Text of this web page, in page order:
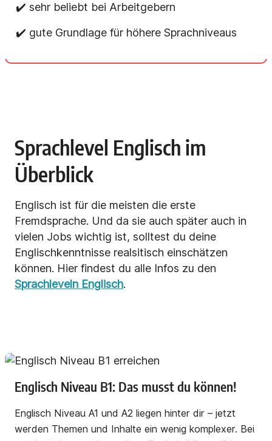
✔️ sehr beliebt bei Arbeitgebern
✔️ gute Grundlage für höhere Sprachniveaus
Sprachlevel Englisch im
Überblick
Englisch ist für die meisten die erste
Fremdsprache. Und da sie auch später auch in
vielen Jobs wichtig ist, solltest du deine
Englischkenntnisse realsitisch einschätzen
können. Hier findest du alle Infos zu den
Sprachleveln Englisch.
Englisch Niveau B1: Das musst du können!
Englisch Niveau A1 und A2 liegen hinter dir – jetzt
werden Themen und Inhalte ein wenig komplexer. Bei